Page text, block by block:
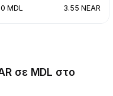
MDL 3.55 NEAR
σε MDL στο